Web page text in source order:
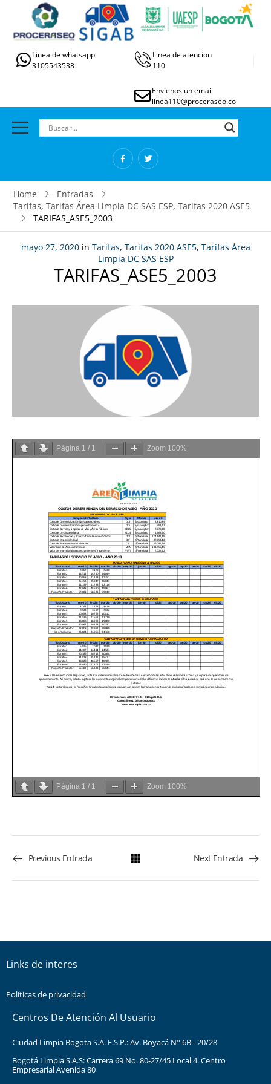
Linea de whatsapp
3105543538
Linea de atencion
110
Envíenos un email
linea110@proceraseo.co
Home
Entradas
Tarifas, Tarifas Área Limpia DC SAS ESP, Tarifas 2020 ASE5
TARIFAS_ASE5_2003
mayo 27, 2020in Tarifas, Tarifas 2020 ASE5, Tarifas Área
Limpia DC SAS ESP
TARIFAS_ASE5_2003
Página 1 / 1 Zoom 100%
Página 1 / 1 Zoom 100%
Previous Entrada Next Entrada
Links de interes
Políticas de privacidad
Centros De Atención Al Usuario
Ciudad Limpia Bogota S.A. E.S.P.: Av. Boyacá N° 6B - 20/28
Bogotá Limpia S.A.S: Carrera 69 No. 80-27/45 Local 4. Centro
Empresarial Avenida 80